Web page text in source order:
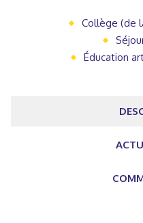
Collège (de
Éducation